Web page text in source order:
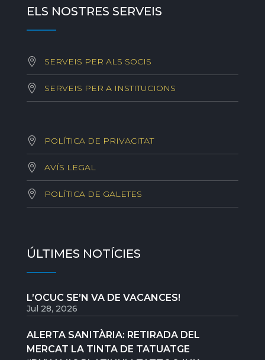
ELS NOSTRES SERVEIS
SERVEIS PER ALS SOCIS
SERVEIS PER A INSTITUCIONS
POLÍTICA DE PRIVACITAT
AVÍS LEGAL
POLÍTICA DE GALETES
ÚLTIMES NOTÍCIES
L’OCUC SE’N VA DE VACANCES!
Jul 28, 2026
ALERTA SANITÀRIA: RETIRADA DEL
MERCAT LA TINTA DE TATUATGE